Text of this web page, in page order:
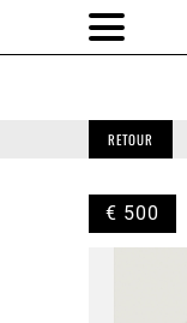
RETOUR
€ 500